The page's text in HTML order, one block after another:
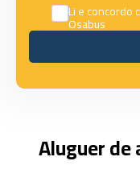
Li e concordo
Osabus
Aluguer